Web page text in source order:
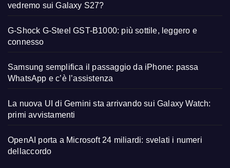
vedremo sui Galaxy S27?
G-Shock G-Steel GST-B1000: più sottile, leggero e
connesso
Samsung semplifica il passaggio da iPhone: passa
WhatsApp e c’è l’assistenza
La nuova UI di Gemini sta arrivando sui Galaxy Watch:
primi avvistamenti
OpenAI porta a Microsoft 24 miliardi: svelati i numeri
dellaccordo